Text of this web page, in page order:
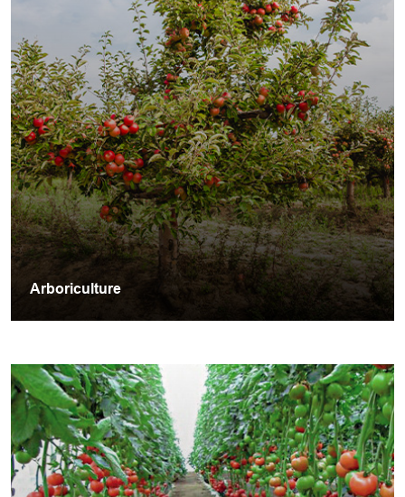
Arboriculture